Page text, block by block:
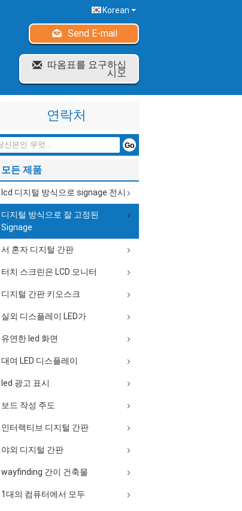
Korean
Send E-mail
따옴표를 요구하십
시오
연락처
모든 제품
lcd 디지털 방식으로 signage 전시
디지털 방식으로 잘 고정된
Signage
서 혼자 디지털 간판
터치 스크린은 LCD 모니터
디지털 간판 키오스크
실외 디스플레이 LED가
유연한 led 화면
대여 LED 디스플레이
led 광고 표시
보드 작성 주도
인터랙티브 디지털 간판
야외 디지털 간판
wayfinding 간이 건축물
1대의 컴퓨터에서 모두